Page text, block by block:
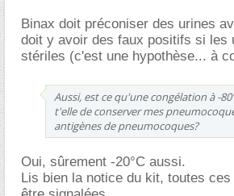
Binax doit préconiser des urines
doit y avoir des faux positifs si les
stériles (c'est une hypothèse... à
Aussi, est ce qu'une congélation à -
t'elle de conserver mes
antigènes de pneumocoques?
Oui, sûrement -20°C aussi.
Lis bien la notice du kit, toutes